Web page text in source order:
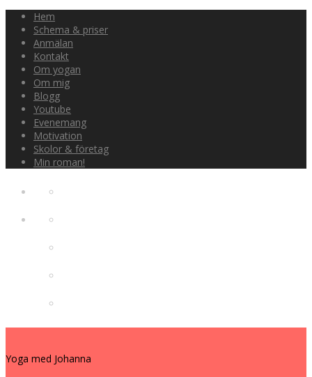
Hem
Schema & priser
Anmälan
Kontakt
Om yogan
Om mig
Blogg
Youtube
Evenemang
Motivation
Skolor & företag
Min roman!
Yoga med Johanna